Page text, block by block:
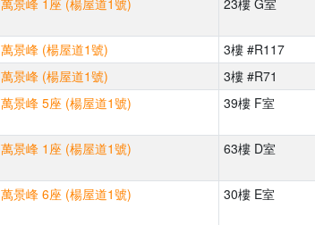
萬景峰 1座 (楊屋道1號) 23樓 G室
萬景峰 (楊屋道1號) 3樓 #R117
萬景峰 (楊屋道1號) 3樓 #R71
萬景峰 5座 (楊屋道1號) 39樓 F室
萬景峰 1座 (楊屋道1號) 63樓 D室
萬景峰 6座 (楊屋道1號) 30樓 E室